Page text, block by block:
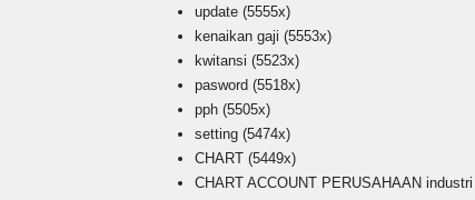
update (5555x)
kenaikan gaji (5553x)
kwitansi (5523x)
pasword (5518x)
pph (5505x)
setting (5474x)
CHART (5449x)
CHART ACCOUNT PERUSAHAAN industri